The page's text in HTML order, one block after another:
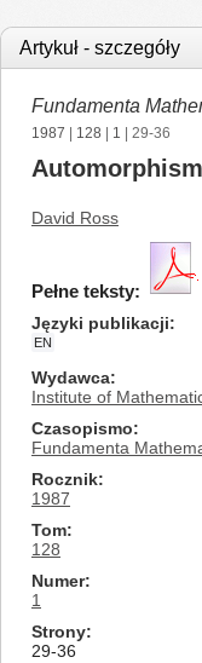
Artykuł - szczegóły
Fundamenta
1987 128 1 | 29-36
David Ross
Pełne teksty:
Języki publikacji
EN
Wydawca
Institute of
Czasopismo
Fundamenta
Rocznik
1987
Tom
128
Numer
1
Strony
29-36